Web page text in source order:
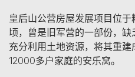
皇后山公营房屋发展项目位
顷，曾是旧军营的一部份，
充分利用土地资源，将其重建
12000多户家庭的安乐窝。